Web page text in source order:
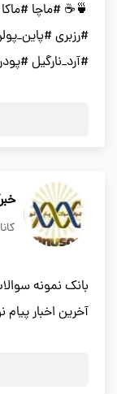
🍵☕️ #ماچا
#رزبرى
#آرد_نارگیل
بانک نمونه
آخرین اخبار پیام